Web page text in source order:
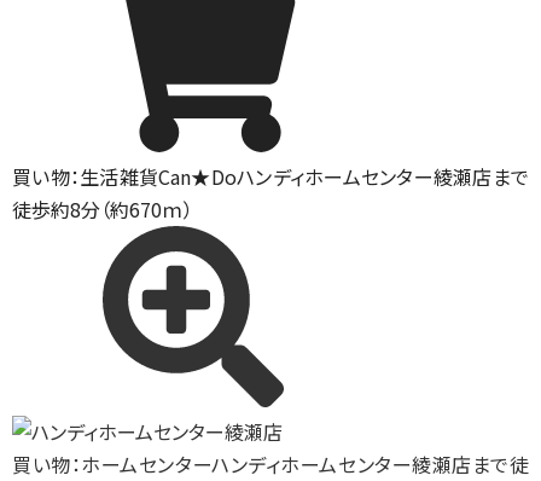
買い物：生活雑貨Can★Doハンディホームセンター綾瀬店まで
徒歩約8分（約670ｍ）
買い物：ホームセンターハンディホームセンター綾瀬店まで徒